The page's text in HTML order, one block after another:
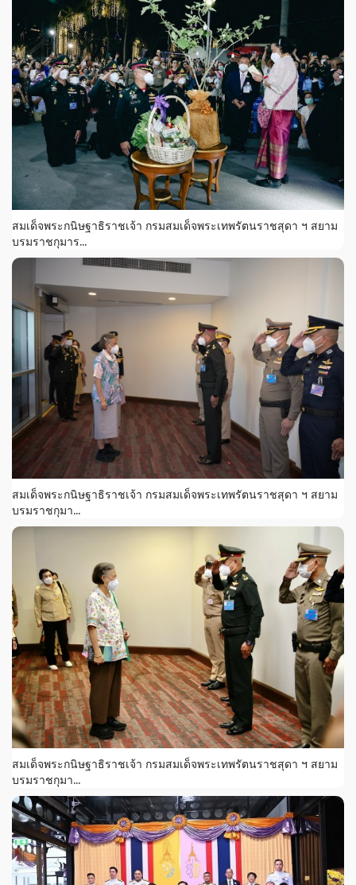
สมเด็จพระกนิษฐาธิราชเจ้า กรมสมเด็จพระเทพรัตนราชสุดา ฯ สยาม
บรมราชกุมาร...
สมเด็จพระกนิษฐาธิราชเจ้า กรมสมเด็จพระเทพรัตนราชสุดา ฯ สยาม
บรมราชกุมา...
สมเด็จพระกนิษฐาธิราชเจ้า กรมสมเด็จพระเทพรัตนราชสุดา ฯ สยาม
บรมราชกุมา...